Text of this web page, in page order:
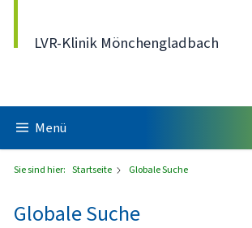
LVR-Klinik Mönchengladbach
Menü
Sie sind hier: Startseite Globale Suche
Globale Suche